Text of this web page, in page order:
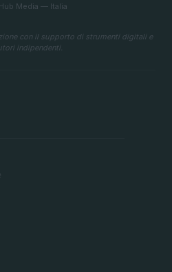
Media — Italia
con il supporto di strumenti digitali e
indipendenti.